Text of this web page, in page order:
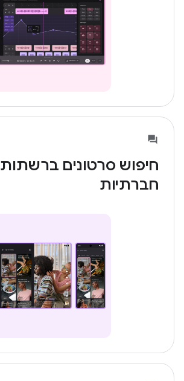
חיפוש סרטונים ברשתות
חברתיות